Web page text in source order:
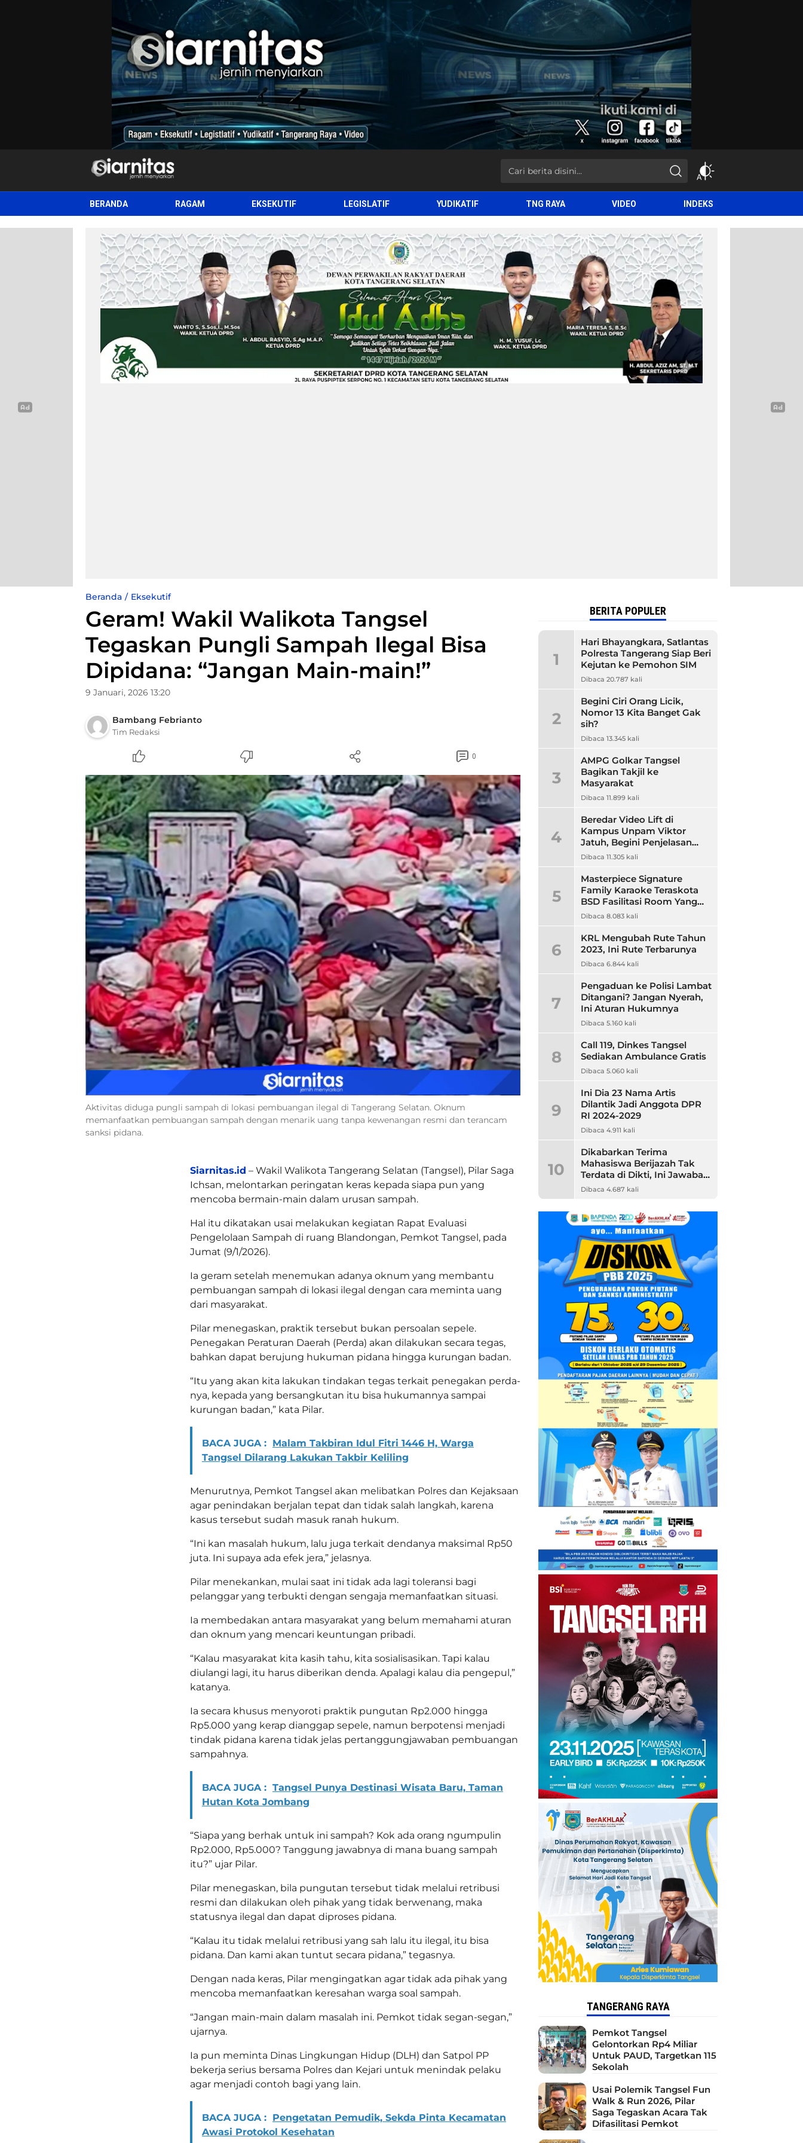
siarnitas
Jernih Menyiarkan
BERANDA RAGAM EKSEKUTIF LEGISLATIF YUDIKATIF TNG RAYA VIDEO INDEKS
Beranda Eksekutif
Geram! Wakil Walikota Tangsel
Tegaskan Pungli Sampah Ilegal Bisa
Dipidana: “Jangan Main-main!”
9 Januari, 2026 13:20
Bambang Febrianto
Tim Redaksi
0
Aktivitas diduga pungli sampah di lokasi pembuangan ilegal di Tangerang Selatan. Oknum
memanfaatkan pembuangan sampah dengan menarik uang tanpa kewenangan resmi dan terancam
sanksi pidana.
Siarnitas.id – Wakil Walikota Tangerang Selatan (Tangsel), Pilar Saga
Ichsan, melontarkan peringatan keras kepada siapa pun yang
mencoba bermain-main dalam urusan sampah.
Hal itu dikatakan usai melakukan kegiatan Rapat Evaluasi
Pengelolaan Sampah di ruang Blandongan, Pemkot Tangsel, pada
Jumat (9/1/2026).
Ia geram setelah menemukan adanya oknum yang membantu
pembuangan sampah di lokasi ilegal dengan cara meminta uang
dari masyarakat.
Pilar menegaskan, praktik tersebut bukan persoalan sepele.
Penegakan Peraturan Daerah (Perda) akan dilakukan secara tegas,
bahkan dapat berujung hukuman pidana hingga kurungan badan.
“Itu yang akan kita lakukan tindakan tegas terkait penegakan perda-
nya, kepada yang bersangkutan itu bisa hukumannya sampai
kurungan badan,” kata Pilar.
BACA JUGA : Malam Takbiran Idul Fitri 1446 H, Warga
Tangsel Dilarang Lakukan Takbir Keliling
Menurutnya, Pemkot Tangsel akan melibatkan Polres dan Kejaksaan
agar penindakan berjalan tepat dan tidak salah langkah, karena
kasus tersebut sudah masuk ranah hukum.
“Ini kan masalah hukum, lalu juga terkait dendanya maksimal Rp50
juta. Ini supaya ada efek jera,” jelasnya.
Pilar menekankan, mulai saat ini tidak ada lagi toleransi bagi
pelanggar yang terbukti dengan sengaja memanfaatkan situasi.
Ia membedakan antara masyarakat yang belum memahami aturan
dan oknum yang mencari keuntungan pribadi.
“Kalau masyarakat kita kasih tahu, kita sosialisasikan. Tapi kalau
diulangi lagi, itu harus diberikan denda. Apalagi kalau dia pengepul,”
katanya.
Ia secara khusus menyoroti praktik pungutan Rp2.000 hingga
Rp5.000 yang kerap dianggap sepele, namun berpotensi menjadi
tindak pidana karena tidak jelas pertanggungjawaban pembuangan
sampahnya.
BACA JUGA : Tangsel Punya Destinasi Wisata Baru, Taman
Hutan Kota Jombang
“Siapa yang berhak untuk ini sampah? Kok ada orang ngumpulin
Rp2.000, Rp5.000? Tanggung jawabnya di mana buang sampah
itu?” ujar Pilar.
Pilar menegaskan, bila pungutan tersebut tidak melalui retribusi
resmi dan dilakukan oleh pihak yang tidak berwenang, maka
statusnya ilegal dan dapat diproses pidana.
“Kalau itu tidak melalui retribusi yang sah lalu itu ilegal, itu bisa
pidana. Dan kami akan tuntut secara pidana,” tegasnya.
Dengan nada keras, Pilar mengingatkan agar tidak ada pihak yang
mencoba memanfaatkan keresahan warga soal sampah.
“Jangan main-main dalam masalah ini. Pemkot tidak segan-segan,”
ujarnya.
Ia pun meminta Dinas Lingkungan Hidup (DLH) dan Satpol PP
bekerja serius bersama Polres dan Kejari untuk menindak pelaku
agar menjadi contoh bagi yang lain.
BACA JUGA : Pengetatan Pemudik, Sekda Pinta Kecamatan
Awasi Protokol Kesehatan
BERITA POPULER
1
Hari Bhayangkara, Satlantas
Polresta Tangerang Siap Beri
Kejutan ke Pemohon SIM
Dibaca 20.787 kali
2
Begini Ciri Orang Licik,
Nomor 13 Kita Banget Gak
sih?
Dibaca 13.345 kali
3
AMPG Golkar Tangsel
Bagikan Takjil ke
Masyarakat
Dibaca 11.899 kali
4
Beredar Video Lift di
Kampus Unpam Viktor
Jatuh, Begini Penjelasan
Rektor Unpam
Dibaca 11.305 kali
5
Masterpiece Signature
Family Karaoke Teraskota
BSD Fasilitasi Room Yang
Nyaman dan Harga
Dibaca 8.083 kali
6
KRL Mengubah Rute Tahun
2023, Ini Rute Terbarunya
Dibaca 6.844 kali
7
Pengaduan ke Polisi Lambat
Ditangani? Jangan Nyerah,
Ini Aturan Hukumnya
Dibaca 5.160 kali
8
Call 119, Dinkes Tangsel
Sediakan Ambulance Gratis
Dibaca 5.060 kali
9
Ini Dia 23 Nama Artis
Dilantik Jadi Anggota DPR
RI 2024-2029
Dibaca 4.911 kali
10
Dikabarkan Terima
Mahasiswa Berijazah Tak
Terdata di Dikti, Ini Jawaban
Unpam
Dibaca 4.687 kali
TANGERANG RAYA
Pemkot Tangsel
Gelontorkan Rp4 Miliar
Untuk PAUD, Targetkan 115
Sekolah
Usai Polemik Tangsel Fun
Walk & Run 2026, Pilar
Saga Tegaskan Acara Tak
Difasilitasi Pemkot